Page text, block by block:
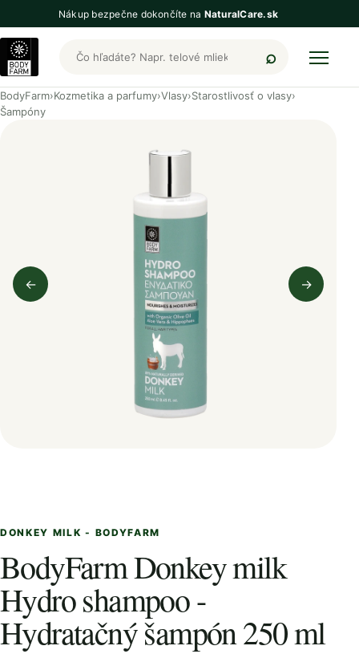
Nákup bezpečne dokončíte na NaturalCare.sk
Hľadať produkty BodyFarm
BodyFarm›Kozmetika a parfumy›Vlasy›Starostlivosť o vlasy›
Šampóny
←
Predchádzajúci obrázok
→
DONKEY MILK - BODYFARM
BodyFarm Donkey milk
Hydro shampoo -
Hydratačný šampón 250 ml